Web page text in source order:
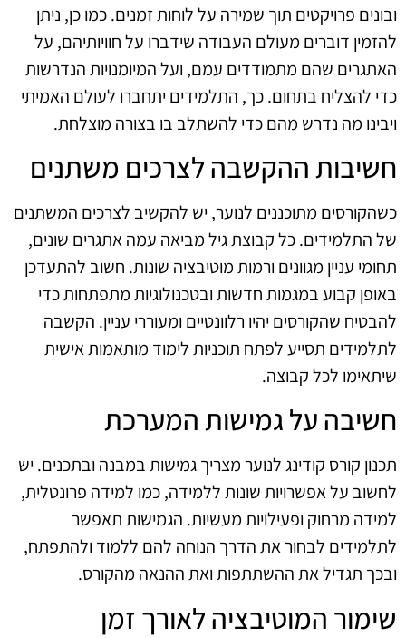
ובונים פרויקטים תוך שמירה על לוחות זמנים. כמו כן, ניתן
להזמין דוברים מעולם העבודה שידברו על חוויותיהם, על
האתגרים שהם מתמודדים עמם, ועל המיומנויות הנדרשות
כדי להצליח בתחום. כך, התלמידים יתחברו לעולם האמיתי
ויבינו מה נדרש מהם כדי להשתלב בו בצורה מוצלחת.
חשיבות ההקשבה לצרכים משתנים
כשהקורסים מתוכננים לנוער, יש להקשיב לצרכים המשתנים
של התלמידים. כל קבוצת גיל מביאה עמה אתגרים שונים,
תחומי עניין מגוונים ורמות מוטיבציה שונות. חשוב להתעדכן
באופן קבוע במגמות חדשות ובטכנולוגיות מתפתחות כדי
להבטיח שהקורסים יהיו רלוונטיים ומעוררי עניין. הקשבה
לתלמידים תסייע לפתח תוכניות לימוד מותאמות אישית
שיתאימו לכל קבוצה.
חשיבה על גמישות המערכת
תכנון קורס קודינג לנוער מצריך גמישות במבנה ובתכנים. יש
לחשוב על אפשרויות שונות ללמידה, כמו למידה פרונטלית,
למידה מרחוק ופעילויות מעשיות. הגמישות תאפשר
לתלמידים לבחור את הדרך הנוחה להם ללמוד ולהתפתח,
ובכך תגדיל את ההשתתפות ואת ההנאה מהקורס.
שימור המוטיבציה לאורך זמן